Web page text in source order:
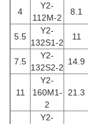
4
Y2-
112M-2
8.1
5.5
Y2-
132S1-2
11
7.5
Y2-
132S2-2
14.9
11
Y2-
160M1-
2
21.3
Y2-